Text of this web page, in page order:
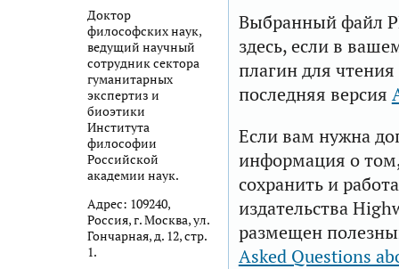
Доктор
философских наук,
ведущий научный
сотрудник сектора
гуманитарных
экспертиз и
биоэтики
Института
философии
Российской
академии наук.
Адрес: 109240,
Россия, г. Москва, ул.
Гончарная, д. 12, стр.
1.
Выбранный файл
здесь, если в
плагин для
последняя версия
Если вам нужна
информация о том,
сохранить и
издательства
размещен
Asked Questions